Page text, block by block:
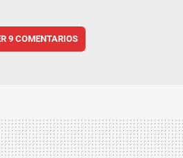
9 COMENTARIOS